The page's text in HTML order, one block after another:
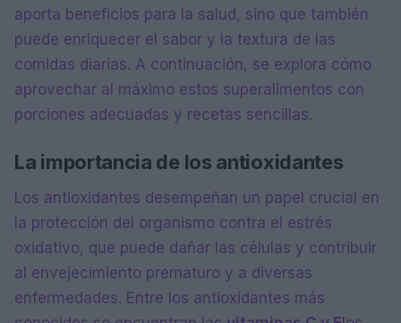
aporta beneficios para la salud, sino que también
puede enriquecer el sabor y la textura de las
comidas diarias. A continuación, se explora cómo
aprovechar al máximo estos superalimentos con
porciones adecuadas y recetas sencillas.
La importancia de los antioxidantes
Los antioxidantes desempeñan un papel crucial en
la protección del organismo contra el estrés
oxidativo, que puede dañar las células y contribuir
al envejecimiento prematuro y a diversas
enfermedades. Entre los antioxidantes más